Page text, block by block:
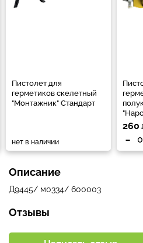
Пистолет для
герметиков скелетный
"Монтажник" Стандарт
нет в наличии
260
-
Описание
Д9445/ м0334/ 600003
Отзывы